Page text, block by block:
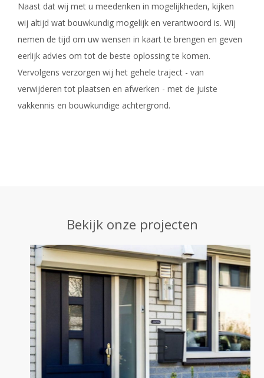
Naast dat wij met u meedenken in mogelijkheden, kijken
wij altijd wat bouwkundig mogelijk en verantwoord is. Wij
nemen de tijd om uw wensen in kaart te brengen en geven
eerlijk advies om tot de beste oplossing te komen.
Vervolgens verzorgen wij het gehele traject - van
verwijderen tot plaatsen en afwerken - met de juiste
vakkennis en bouwkundige achtergrond.
Bekijk onze projecten